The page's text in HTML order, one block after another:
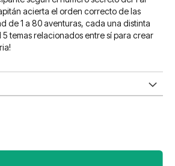
acierta el orden correcto de las
de 1 a 80 aventuras, cada una distinta
temas relacionados entre sí para crear